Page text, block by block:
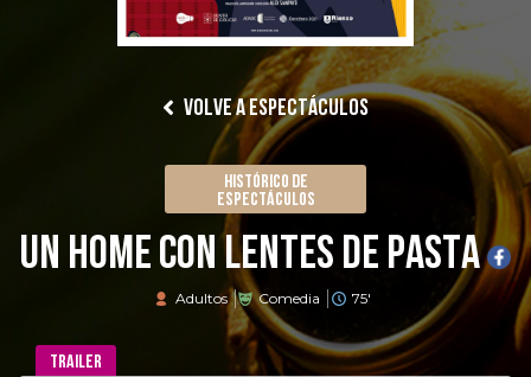
VOLVE A ESPECTÁCULOS
HISTÓRICO DE
ESPECTÁCULOS
Un home con lentes de pasta
Adultos Comedia 75'
TRAILER